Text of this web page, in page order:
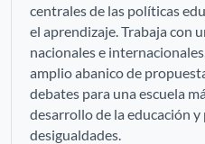
centrales de las políticas
el aprendizaje. Trabaja con
nacionales e
amplio abanico de
debates para una escuela
desarrollo de la educación
desigualdades.